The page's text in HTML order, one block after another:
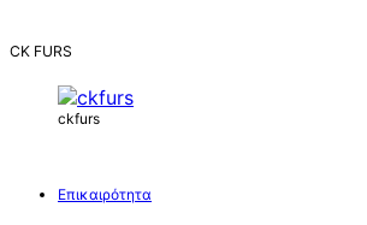
CK FURS
ckfurs
Επικαιρότητα